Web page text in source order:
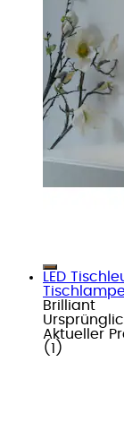
LED
Brilliant
Aktueller
( 1 )